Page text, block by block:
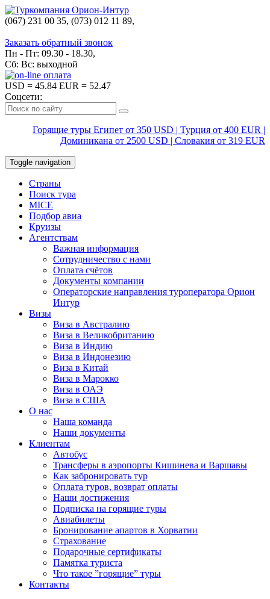
(067) 231 00 35, (073) 012 11 89,
Заказать обратный звонок
Пн - Пт: 09.30 - 18.30,
Сб: Вс: выходной
USD = 45.84 EUR = 52.47
Соцсети:
Горящие туры Египет от 350 USD | Турция от 400 EUR |
Доминикана от 2500 USD | Словакия от 319 EUR
Toggle navigation
Страны
Поиск тура
MICE
Подбор авиа
Круизы
Агентствам
Важная информация
Сотрудничество с нами
Оплата счётов
Документы компании
Операторские направления туроператора Орион
Интур
Визы
Виза в Австралию
Виза в Великобританию
Виза в Индию
Виза в Индонезию
Виза в Китай
Виза в Марокко
Виза в ОАЭ
Виза в США
О нас
Наша команда
Наши документы
Клиентам
Автобус
Трансферы в аэропорты Кишинева и Варшавы
Как забронировать тур
Оплата туров, возврат оплаты
Наши достижения
Подписка на горящие туры
Авиабилеты
Бронирование апартов в Хорватии
Страхование
Подарочные сертификаты
Памятка туриста
Что такое ”горящие” туры
Контакты